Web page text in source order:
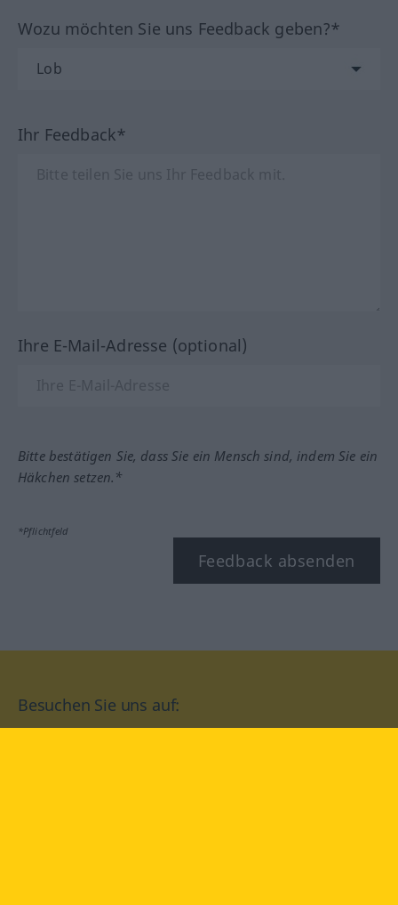
Wozu möchten Sie uns Feedback geben?*
Ihr Feedback*
Ihre E-Mail-Adresse (optional)
Bitte bestätigen Sie, dass Sie ein Mensch sind, indem Sie ein
Häkchen setzen.*
*Pflichtfeld
Feedback absenden
Besuchen Sie uns auf: